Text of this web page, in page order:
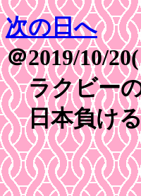
次の日へ
＠2019/10/
ラクビーの
日本負け